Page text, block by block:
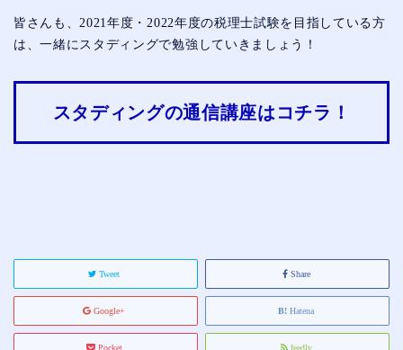
皆さんも、2021年度・2022年度の税理士試験を目指している方
は、一緒にスタディングで勉強していきましょう！
スタディングの通信講座はコチラ！
Tweet Share
Google+ Hatena
Pocket feedly